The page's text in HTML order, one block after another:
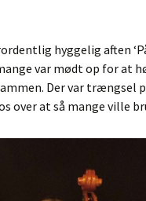
hyggelig aften
var mødt op for at
Der var trængsel
over at så mange ville